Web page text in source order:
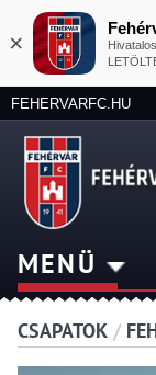
×
FEHERVARFC.HU
MENÜ
CSAPATOK /